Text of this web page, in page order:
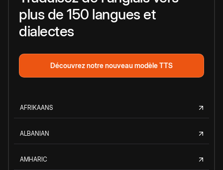
plus de 150 langues et
dialectes
Découvrez notre nouveau modèle TTS
AFRIKAANS
ALBANIAN
AMHARIC